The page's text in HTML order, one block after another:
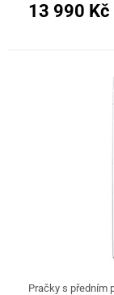
13 990 Kč
Pračky s předním